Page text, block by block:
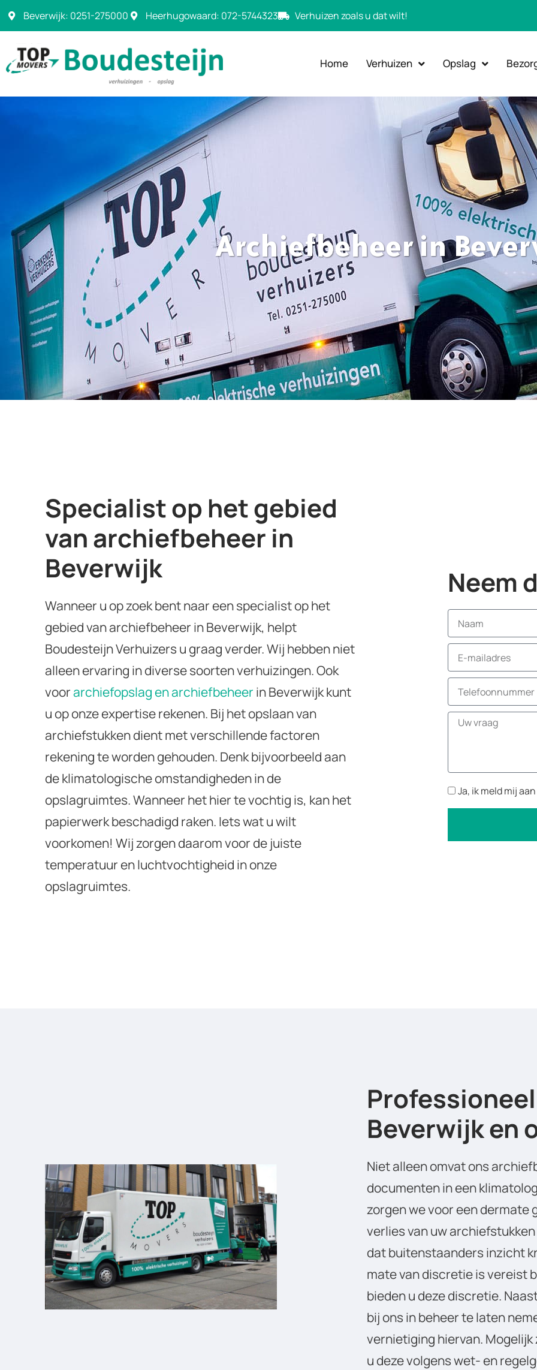
Beverwijk: 0251-275000 Heerhugowaard: 072-5744323 Verhuizen zoals u dat wilt!
Home Verhuizen Opslag
Archiefbeheer in
Specialist op het gebied
van archiefbeheer in
Beverwijk
Wanneer u op zoek bent naar een specialist op het
gebied van archiefbeheer in Beverwijk, helpt
Boudesteijn Verhuizers u graag verder. Wij hebben niet
alleen ervaring in diverse soorten verhuizingen. Ook
voorarchiefopslag en archiefbeheer in Beverwijk kunt
u op onze expertise rekenen. Bij het opslaan van
archiefstukken dient met verschillende factoren
rekening te worden gehouden. Denk bijvoorbeeld aan
de klimatologische omstandigheden in de
opslagruimtes. Wanneer het hier te vochtig is, kan het
papierwerk beschadigd raken. Iets wat u wilt
voorkomen! Wij zorgen daarom voor de juiste
temperatuur en luchtvochtigheid in onze
opslagruimtes.
Neem
Ja, ik meld mij
Beverwijk en
Niet alleen omvat ons
documenten in een
zorgen we voor een dermate
verlies van uw
dat buitenstaanders inzicht
mate van discretie is vereist
bieden u deze discretie.
bij ons in beheer te laten
vernietiging hiervan.
u deze volgens wet- en